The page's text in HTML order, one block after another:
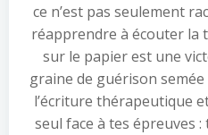
ce n’est pas seulement
réapprendre à écouter la
sur le papier est une
graine de guérison
l’écriture thérapeutique
seul face à tes épreuves